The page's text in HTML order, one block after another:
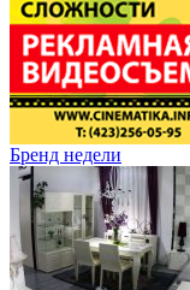
Бренд недели